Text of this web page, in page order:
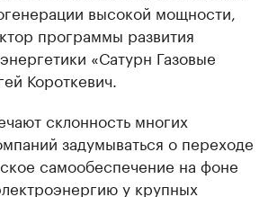
высокой мощности,
программы развития
«Сатурн Газовые
Короткевич.
склонность многих
задумываться о переходе
самообеспечение на фоне
у крупных